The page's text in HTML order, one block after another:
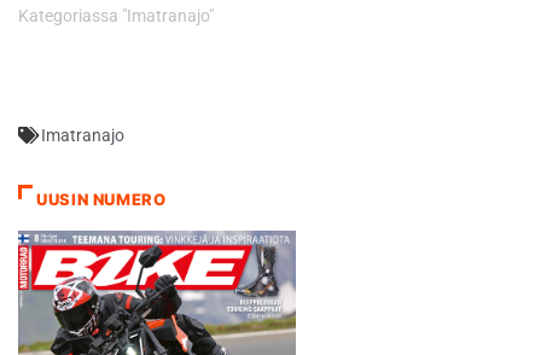
Kategoriassa "Imatranajo"
Imatranajo
UUSIN NUMERO